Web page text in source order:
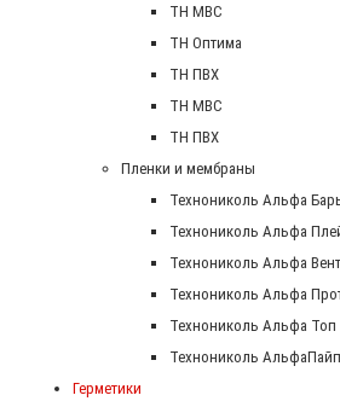
TH МВС
TH Оптима
TH ПВХ
ТН МВС
ТН ПВХ
Пленки и мембраны
Технониколь Альфа
Технониколь Альфа
Технониколь Альфа Вент
Технониколь Альфа
Технониколь Альфа Топ
Технониколь АльфаПайп
Герметики